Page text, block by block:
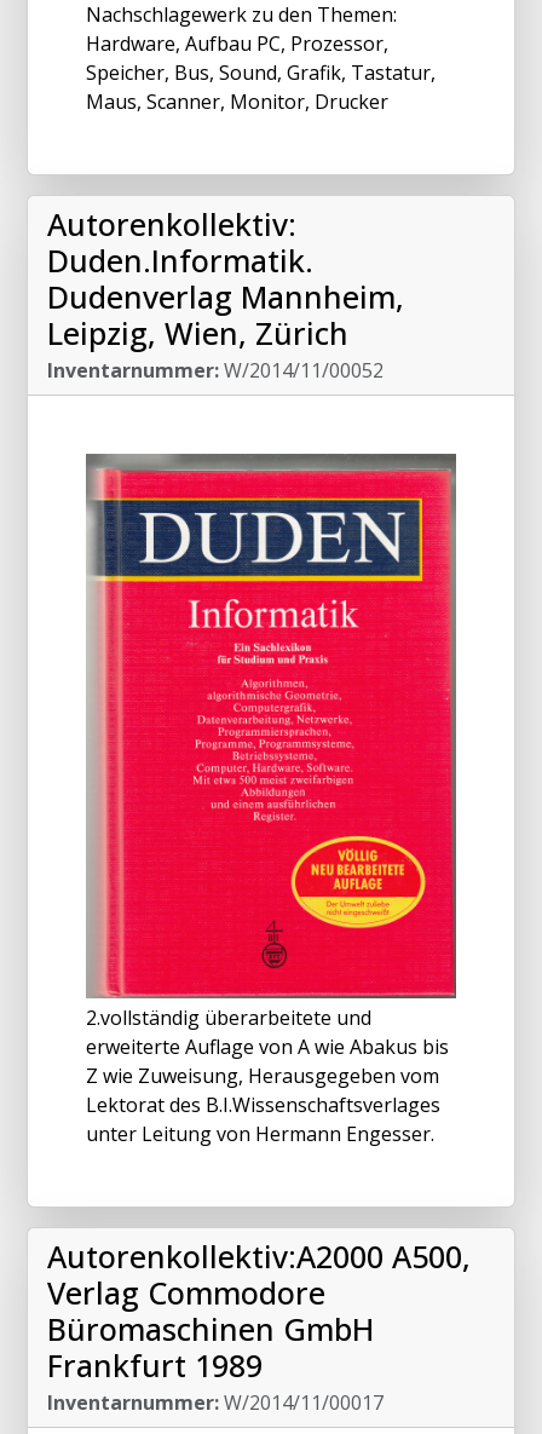
Nachschlagewerk zu den Themen:
Hardware, Aufbau PC, Prozessor,
Speicher, Bus, Sound, Grafik, Tastatur,
Maus, Scanner, Monitor, Drucker
Autorenkollektiv:
Duden.Informatik.
Dudenverlag Mannheim,
Leipzig, Wien, Zürich
Inventarnummer:W/2014/11/00052
2.vollständig überarbeitete und
erweiterte Auflage von A wie Abakus bis
Z wie Zuweisung, Herausgegeben vom
Lektorat des B.I.Wissenschaftsverlages
unter Leitung von Hermann Engesser.
Autorenkollektiv:A2000 A500,
Verlag Commodore
Büromaschinen GmbH
Frankfurt 1989
Inventarnummer:W/2014/11/00017